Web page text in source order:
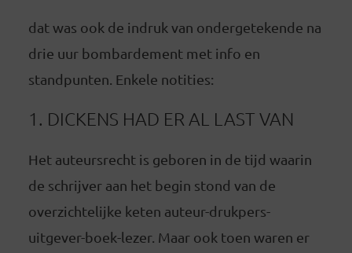
dat was ook de indruk van ondergetekende na
drie uur bombardement met info en
standpunten. Enkele notities:
1. DICKENS HAD ER AL LAST VAN
Het auteursrecht is geboren in de tijd waarin
de schrijver aan het begin stond van de
overzichtelijke keten auteur-drukpers-
uitgever-boek-lezer. Maar ook toen waren er